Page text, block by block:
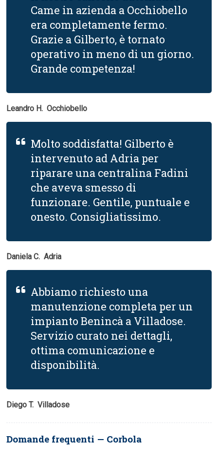
Came in azienda a Occhiobello
era completamente fermo.
Grazie a Gilberto, è tornato
operativo in meno di un giorno.
Grande competenza!
Leandro H.  Occhiobello
Molto soddisfatta! Gilberto è
intervenuto ad Adria per
riparare una centralina Fadini
che aveva smesso di
funzionare. Gentile, puntuale e
onesto. Consigliatissimo.
Daniela C.  Adria
Abbiamo richiesto una
manutenzione completa per un
impianto Benincà a Villadose.
Servizio curato nei dettagli,
ottima comunicazione e
disponibilità.
Diego T.  Villadose
Domande frequenti — Corbola